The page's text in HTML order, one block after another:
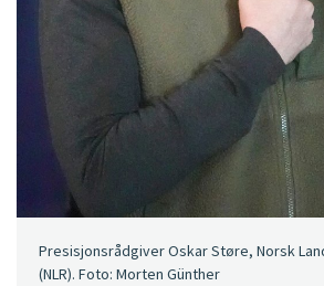
Presisjonsrådgiver Oskar Støre, Norsk
(NLR). Foto: Morten Günther